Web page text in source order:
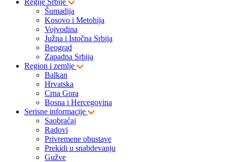
Šumadija
Kosovo i Metohija
Vojvodina
Južna i Istočna Srbija
Beograd
Zapadna Srbija
Region i zemlje
Balkan
Hrvatska
Crna Gora
Bosna i Hercegovina
Serisne informacije
Saobraćaj
Radovi
Privremene obustave
Prekidi u snabdevanju
Gužve